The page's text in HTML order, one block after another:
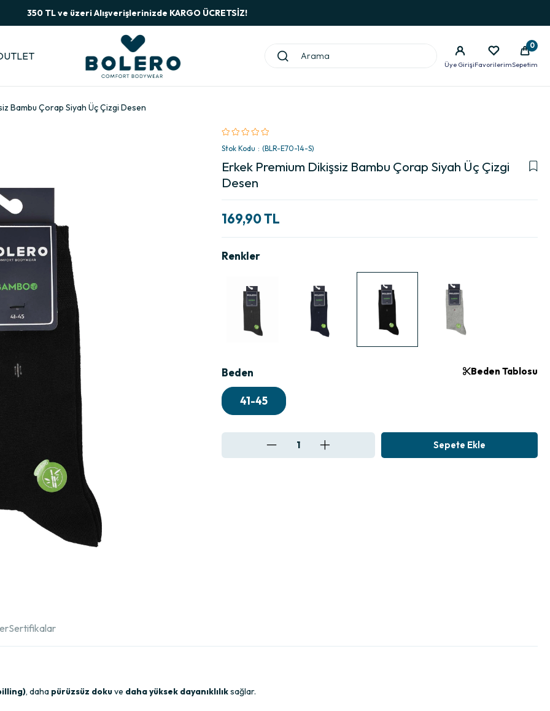
350 TL ve üzeri Alışverişlerinizde KARGO ÜCRETSİZ!
Üye GirişiFavorilerimSepetim
0
Bambu Çorap Siyah Üç Çizgi Desen
Stok Kodu (BLR-E70-14-S)
Erkek Premium Dikişsiz Bambu Çorap Siyah Üç Çizgi
Desen
169,90 TL
Beden
41-45
Beden Tablosu
Sertifikalar
, daha pürüzsüz dokuve daha yüksek dayanıklılıksağlar.